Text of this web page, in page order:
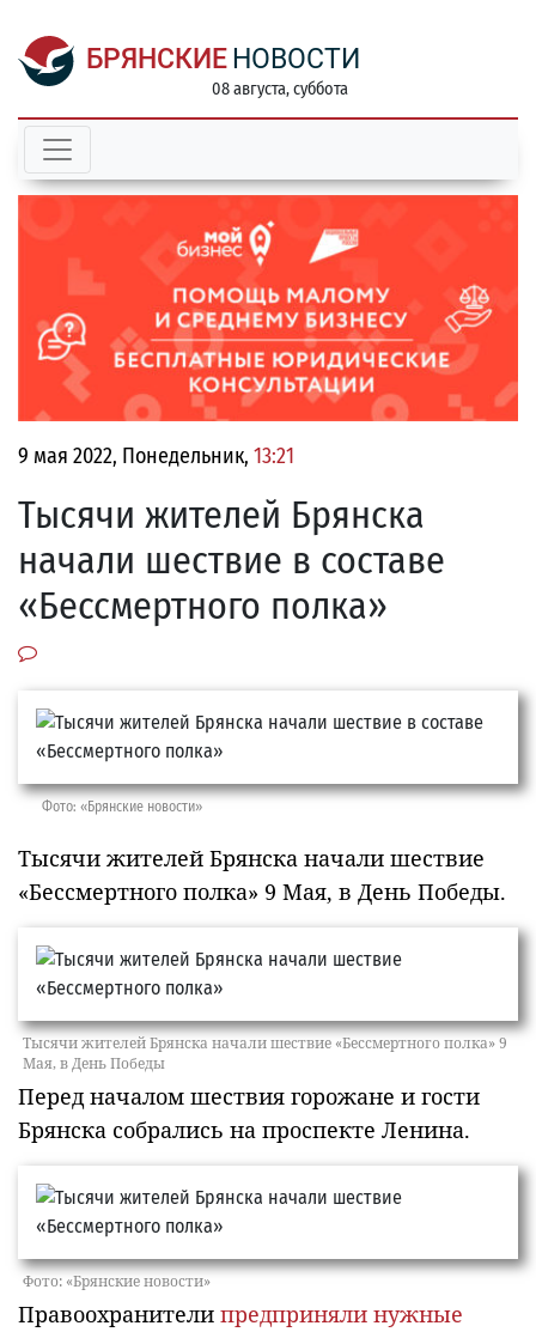
БРЯНСКИЕ НОВОСТИ
08 августа, суббота
9 мая 2022, Понедельник, 13:21
Тысячи жителей Брянска
начали шествие в составе
«Бессмертного полка»
Фото: «Брянские новости»
Тысячи жителей Брянска начали шествие
«Бессмертного полка» 9 Мая, в День Победы.
Тысячи жителей Брянска начали шествие «Бессмертного полка» 9
Мая, в День Победы
Перед началом шествия горожане и гости
Брянска собрались на проспекте Ленина.
Фото: «Брянские новости»
Правоохранители предприняли нужные